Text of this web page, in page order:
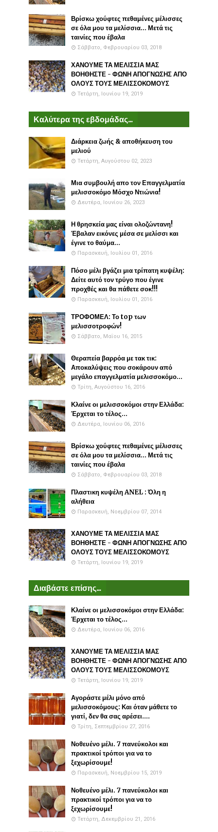
Βρίσκω χούφτες πεθαμένες μέλισσες
σε όλα μου τα μελίσσια... Μετά τις
ταινίες που έβαλα
Σάββατο, Φεβρουαρίου 03, 2018
ΧΑΝΟΥΜΕ ΤΑ ΜΕΛΙΣΣΙΑ ΜΑΣ
ΒΟΗΘΗΣΤΕ - ΦΩΝΗ ΑΠΟΓΝΩΣΗΣ ΑΠΟ
ΟΛΟΥΣ ΤΟΥΣ ΜΕΛΙΣΣΟΚΟΜΟΥΣ
Τετάρτη, Ιουνίου 19, 2019
Καλύτερα της εβδομάδας...
Διάρκεια ζωής & αποθήκευση του
μελιού
Τετάρτη, Αυγούστου 02, 2023
Μια συμβουλή απο τον Επαγγελματία
μελισσοκόμο Μόσχο Ντιώνια!
Δευτέρα, Ιουνίου 26, 2023
Η θρησκεία μας είναι ολοζώντανη!
Έβαλαν εικόνες μέσα σε μελίσσι και
έγινε το θαύμα...
Παρασκευή, Ιουλίου 01, 2016
Πόσο μέλι βγάζει μια τρίπατη κυψέλη:
Δείτε αυτό τον τρύγο που έγινε
προχθές και θα πάθετε σοκ!!!
Παρασκευή, Ιουλίου 01, 2016
ΤΡΟΦΟΜΕΛ: Το top των
μελισσοτροφών!
Σάββατο, Μαΐου 16, 2015
Θεραπεία βαρρόα με τακ τικ:
Αποκαλύψεις που σοκάρουν από
μεγάλο επαγγελματία μελισσοκόμο...
Τρίτη, Αυγούστου 16, 2016
Κλαίνε οι μελισσοκόμοι στην Ελλάδα:
Έρχεται το τέλος...
Δευτέρα, Ιουνίου 06, 2016
Βρίσκω χούφτες πεθαμένες μέλισσες
σε όλα μου τα μελίσσια... Μετά τις
ταινίες που έβαλα
Σάββατο, Φεβρουαρίου 03, 2018
Πλαστικη κυψέλη ANEL : Όλη η
αλήθεια
Παρασκευή, Νοεμβρίου 07, 2014
ΧΑΝΟΥΜΕ ΤΑ ΜΕΛΙΣΣΙΑ ΜΑΣ
ΒΟΗΘΗΣΤΕ - ΦΩΝΗ ΑΠΟΓΝΩΣΗΣ ΑΠΟ
ΟΛΟΥΣ ΤΟΥΣ ΜΕΛΙΣΣΟΚΟΜΟΥΣ
Τετάρτη, Ιουνίου 19, 2019
Διαβάστε επίσης...
Κλαίνε οι μελισσοκόμοι στην Ελλάδα:
Έρχεται το τέλος...
Δευτέρα, Ιουνίου 06, 2016
ΧΑΝΟΥΜΕ ΤΑ ΜΕΛΙΣΣΙΑ ΜΑΣ
ΒΟΗΘΗΣΤΕ - ΦΩΝΗ ΑΠΟΓΝΩΣΗΣ ΑΠΟ
ΟΛΟΥΣ ΤΟΥΣ ΜΕΛΙΣΣΟΚΟΜΟΥΣ
Τετάρτη, Ιουνίου 19, 2019
Αγοράστε μέλι μόνο από
μελισσοκόμους: Και όταν μάθετε το
γιατί, δεν θα σας αρέσει....
Τρίτη, Σεπτεμβρίου 27, 2016
Νοθευένο μέλι. 7 πανεύκολοι και
πρακτικοί τρόποι για να το
ξεχωρίσουμε!
Παρασκευή, Νοεμβρίου 15, 2019
Νοθευένο μέλι. 7 πανεύκολοι και
πρακτικοί τρόποι για να το
ξεχωρίσουμε!
Τετάρτη, Δεκεμβρίου 21, 2016